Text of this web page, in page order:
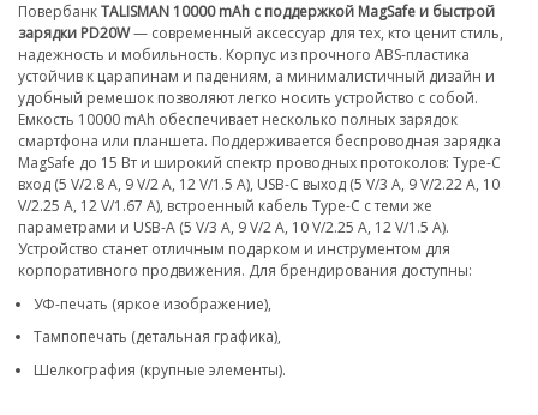
ПовербанкTALISMAN 10000 mAh с поддержкой MagSafe и быстрой
зарядки PD20W— современный аксессуар для тех, кто ценит стиль,
надежность и мобильность. Корпус из прочного ABS-пластика
устойчив к царапинам и падениям, а минималистичный дизайн и
удобный ремешок позволяют легко носить устройство с собой.
Емкость 10000 mAh обеспечивает несколько полных зарядок
смартфона или планшета. Поддерживается беспроводная зарядка
MagSafe до 15 Вт и широкий спектр проводных протоколов: Type-C
вход (5 V/2.8 A, 9 V/2 A, 12 V/1.5 A), USB-C выход (5 V/3 A, 9 V/2.22 A, 10
V/2.25 A, 12 V/1.67 A), встроенный кабель Type-C с теми же
параметрами и USB-A (5 V/3 A, 9 V/2 A, 10 V/2.25 A, 12 V/1.5 A).
Устройство станет отличным подарком и инструментом для
корпоративного продвижения. Для брендирования доступны:
УФ-печать (яркое изображение),
Тампопечать (детальная графика),
Шелкография (крупные элементы).